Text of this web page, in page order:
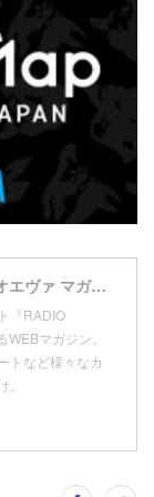
RADIO EVA Magazine/ラヂオエヴァ マガジン
『RADIO
マガジン。
トなど様々なカ